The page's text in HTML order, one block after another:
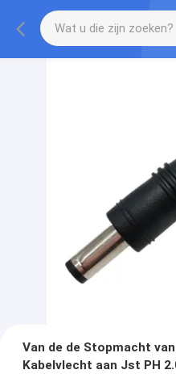
Van de de Stopmacht
Kabelvlecht aan Jst PH